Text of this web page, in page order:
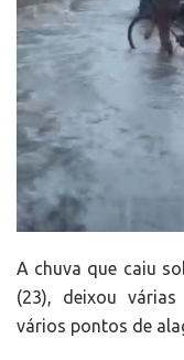
A chuva que caiu
(23), deixou
vários pontos de